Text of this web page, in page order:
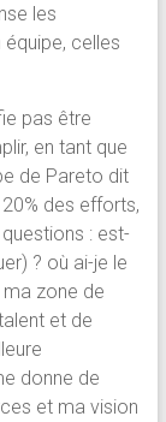
les
celles
pas être
en tant que
de Pareto dit
des efforts,
: est-
? où ai-je le
ma zone de
et de
donne de
et ma vision